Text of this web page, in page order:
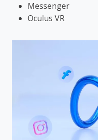
Messenger
Oculus VR